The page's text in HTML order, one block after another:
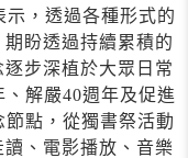
示，透過各種形式的
盼透過持續累積的
步深植於大眾日常
解嚴40週年及促進
點，從獨書祭活動
、電影播放、音樂